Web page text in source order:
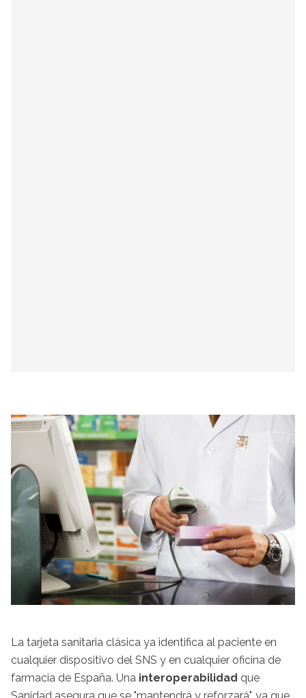
La tarjeta sanitaria clásica ya identifica al paciente en
cualquier dispositivo del SNS y en cualquier oficina de
farmacia de España. Una interoperabilidad que